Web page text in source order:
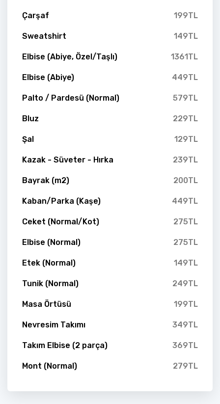
Çarşaf 199TL
Sweatshirt 149TL
Elbise (Abiye, Özel/Taşlı) 1361TL
Elbise (Abiye) 449TL
Palto / Pardesü (Normal) 579TL
Bluz 229TL
Şal 129TL
Kazak - Süveter - Hırka 239TL
Bayrak (m2) 200TL
Kaban/Parka (Kaşe) 449TL
Ceket (Normal/Kot) 275TL
Elbise (Normal) 275TL
Etek (Normal) 149TL
Tunik (Normal) 249TL
Masa Örtüsü 199TL
Nevresim Takımı 349TL
Takım Elbise (2 parça) 369TL
Mont (Normal) 279TL